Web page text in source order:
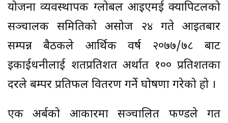
योजना व्यवस्थापक ग्लोबल आइएमई क्यापिटलको
सञ्चालक समितिको असोज २४ गते आइतबार
सम्पन्न बैठकले आर्थिक वर्ष २०७७/७८ बाट
इकाईधनीलाई शतप्रतिशत अर्थात १०० प्रतिशतका
दरले बम्पर प्रतिफल वितरण गर्ने घोषणा गरेको हो ।
एक अर्बको आकारमा सञ्चालित फण्डले गत